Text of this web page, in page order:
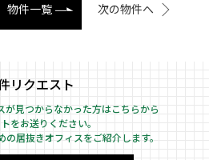
物件一覧 次の物件へ
リクエスト
が見つからなかった方はこちらから
をお送りください。
居抜きオフィスをご紹介します。